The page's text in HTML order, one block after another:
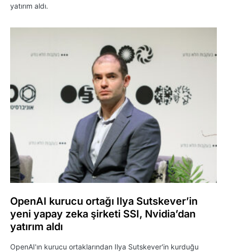
yatırım aldı.
OpenAI kurucu ortağı Ilya Sutskever’in
yeni yapay zeka şirketi SSI, Nvidia’dan
yatırım aldı
OpenAI'ın kurucu ortaklarından Ilya Sutskever'in kurduğu